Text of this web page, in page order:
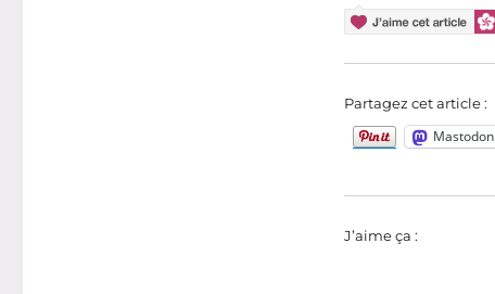
Partagez cet article :
Mastodon
J’aime ça :